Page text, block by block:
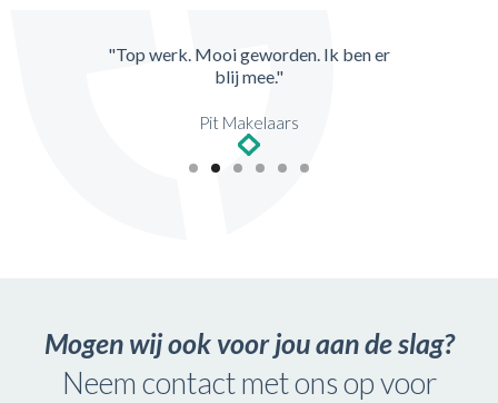
"Top werk. Mooi geworden. Ik ben er
blij mee."
Pit Makelaars
Mogen wij ook voor jou aan de slag?
Neem contact met ons op voor